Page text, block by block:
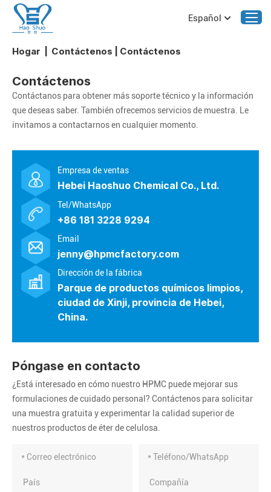
Español
Hogar Contáctenos Contáctenos
Contáctenos
Contáctanos para obtener más soporte técnico y la información
que deseas saber. También ofrecemos servicios de muestra. Le
invitamos a contactarnos en cualquier momento.
Empresa de ventas
Hebei Haoshuo Chemical Co., Ltd.
Tel/WhatsApp
+86 181 3228 9294
Email
jenny@hpmcfactory.com
Dirección de la fábrica
Parque de productos químicos limpios,
ciudad de Xinji, provincia de Hebei,
China.
Póngase en contacto
¿Está interesado en cómo nuestro HPMC puede mejorar sus
formulaciones de cuidado personal? Contáctenos para solicitar
una muestra gratuita y experimentar la calidad superior de
nuestros productos de éter de celulosa.